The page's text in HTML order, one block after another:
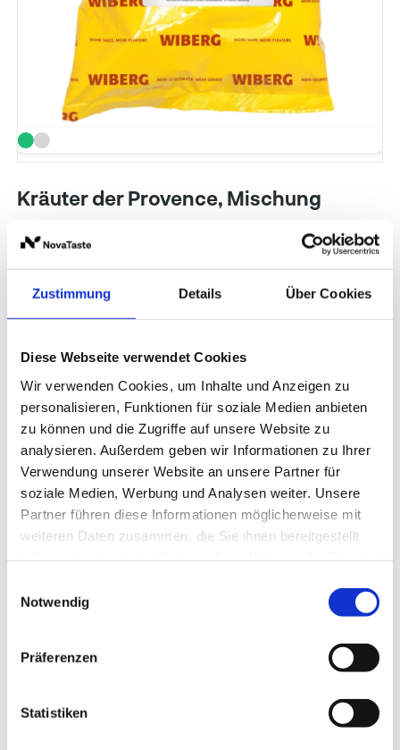
Zustimmung Details Über Cookies
Diese Webseite verwendet Cookies
Wir verwenden Cookies, um Inhalte und Anzeigen zu
personalisieren, Funktionen für soziale Medien anbieten
zu können und die Zugriffe auf unsere Website zu
analysieren. Außerdem geben wir Informationen zu Ihrer
Verwendung unserer Website an unsere Partner für
soziale Medien, Werbung und Analysen weiter. Unsere
Partner führen diese Informationen möglicherweise mit
weiteren Daten zusammen, die Sie ihnen bereitgestellt
Notwendig
Präferenzen
Statistiken
Kräuter der Provence, Mischung
Art. Nr.: 137445
Preise und Verfügbarkeit sehen unsere
Produktinformationen Lagerung und Verpackung
Produktinformationen
Zutaten
Thymian, Fenchel.
Lagerung und Verpackung
Lagerung
Nettogewicht Inhalt
Nährwertangaben je 100 g
Energie 327 kcal / 1.373 kJ
Fett 8,8 g
- davon einfach ungesättigte Fettsäuren 0,5 g
4,1 g